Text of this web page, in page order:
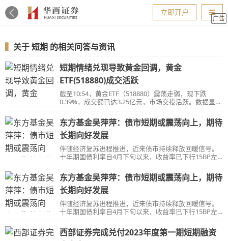
导航
立即开户
广告
关于短期 的相关问答与资讯
短期情绪兑现导致黄金回调，黄金
ETF(518880)成交活跃
截至10:54，黄金ETF（518880）震荡走弱，现下跌
0.39%，成交额已达3.25亿元，市场交投活跃。数据显
基金规模逼近100亿元。
东方基金吴萍萍：债市短期或震荡向上，期待
长期向好发展
伴随经济复苏进程推进，近来债市持续释放回暖信号。
十年期国债利率自4月下旬以来，收益率已下行15BP左
此举或将继续维持债市当前的表现。
东方基金吴萍萍：债市短期或震荡向上，期待
长期向好发展
伴随经济复苏进程推进，近来债市持续释放回暖信号。
十年期国债利率自4月下旬以来，收益率已下行15BP左
此举或将继续维持债市当前的表现。
西部证券完成兑付2023年度第一期短期融资